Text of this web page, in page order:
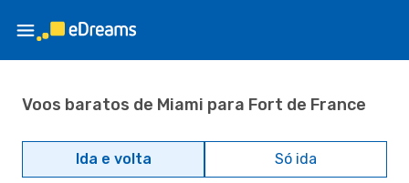
Voos baratos de Miami para Fort de France
Ida e volta Só ida